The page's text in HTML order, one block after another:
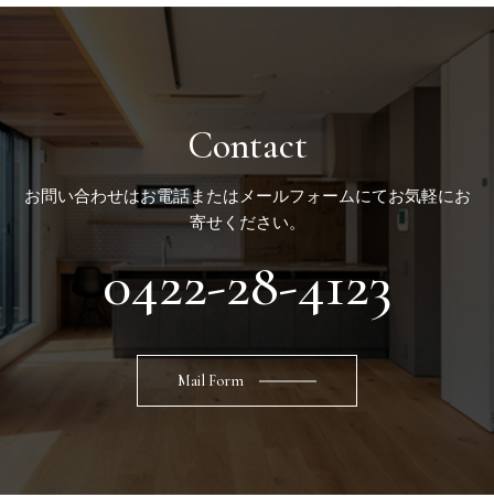
Contact
お問い合わせはお電話またはメールフォームにてお気軽にお
寄せください。
0422-28-4123
Mail Form